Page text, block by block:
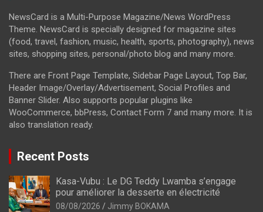
NewsCard is a Multi-Purpose Magazine/News WordPress
Theme. NewsCard is specially designed for magazine sites
(food, travel, fashion, music, health, sports, photography), news
sites, shopping sites, personal/photo blog and many more.
There are Front Page Template, Sidebar Page Layout, Top Bar,
Header Image/Overlay/Advertisement, Social Profiles and
Banner Slider. Also supports popular plugins like
WooCommerce, bbPress, Contact Form 7 and many more. It is
also translation ready.
Recent Posts
Kasa-Vubu : Le DG Teddy Lwamba s’engage
pour améliorer la desserte en électricité
08/08/2026 Jimmy BOKAMA